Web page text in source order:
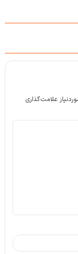
علامت‌گذاری